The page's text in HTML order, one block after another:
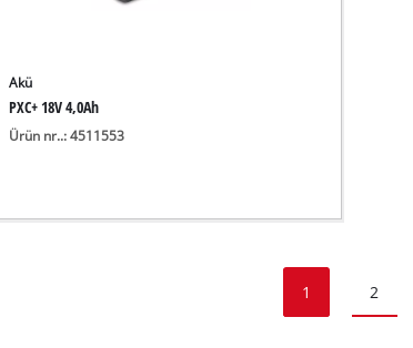
Akü
PXC+ 18V 4,0Ah
Ürün nr..: 4511553
1 2